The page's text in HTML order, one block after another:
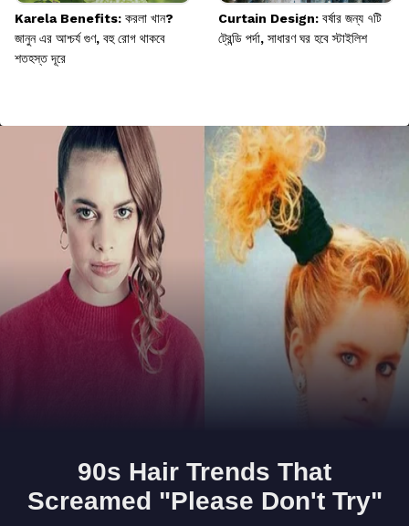
Karela Benefits: করলা খান?
জানুন এর আশ্চর্য গুণ, বহু রোগ থাকবে
শতহস্ত দূরে
Curtain Design: বর্ষার জন্য ৭টি
ট্রেন্ডি পর্দা, সাধারণ ঘর হবে স্টাইলিশ